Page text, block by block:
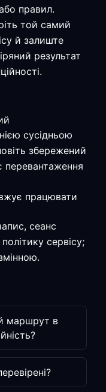
правил.
той самий
й залиште
результат
сусідньою
збережений
працювати
сеанс
сервісу;
маршрут в